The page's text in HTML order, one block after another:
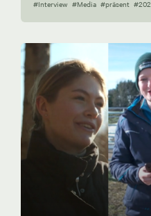
#Interview #Media #präsent